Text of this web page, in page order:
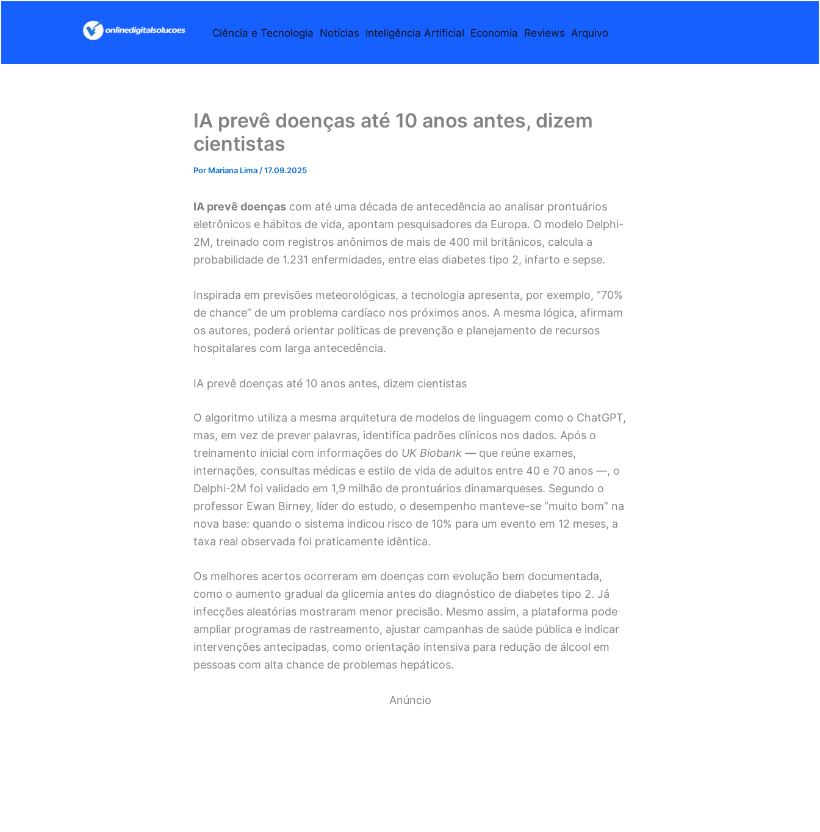
conteúdo
Ciência e Tecnologia Notícias Inteligência Artificial Economia Reviews Arquivo
IA prevê doenças até 10 anos antes, dizem
cientistas
Por Mariana Lima /17.09.2025
IA prevê doenças com até uma década de antecedência ao analisar prontuários
eletrônicos e hábitos de vida, apontam pesquisadores da Europa. O modelo Delphi-
2M, treinado com registros anônimos de mais de 400 mil britânicos, calcula a
probabilidade de 1.231 enfermidades, entre elas diabetes tipo 2, infarto e sepse.
Inspirada em previsões meteorológicas, a tecnologia apresenta, por exemplo, “70%
de chance” de um problema cardíaco nos próximos anos. A mesma lógica, afirmam
os autores, poderá orientar políticas de prevenção e planejamento de recursos
hospitalares com larga antecedência.
IA prevê doenças até 10 anos antes, dizem cientistas
O algoritmo utiliza a mesma arquitetura de modelos de linguagem como o ChatGPT,
mas, em vez de prever palavras, identifica padrões clínicos nos dados. Após o
treinamento inicial com informações do UK Biobank — que reúne exames,
internações, consultas médicas e estilo de vida de adultos entre 40 e 70 anos —, o
Delphi-2M foi validado em 1,9 milhão de prontuários dinamarqueses. Segundo o
professor Ewan Birney, líder do estudo, o desempenho manteve-se “muito bom” na
nova base: quando o sistema indicou risco de 10% para um evento em 12 meses, a
taxa real observada foi praticamente idêntica.
Os melhores acertos ocorreram em doenças com evolução bem documentada,
como o aumento gradual da glicemia antes do diagnóstico de diabetes tipo 2. Já
infecções aleatórias mostraram menor precisão. Mesmo assim, a plataforma pode
ampliar programas de rastreamento, ajustar campanhas de saúde pública e indicar
intervenções antecipadas, como orientação intensiva para redução de álcool em
pessoas com alta chance de problemas hepáticos.
Anúncio